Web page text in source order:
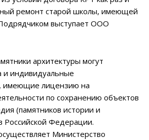
ремонт старой школы, имеющей
выступает ООО
архитектуры могут
и индивидуальные
имеющие лицензию на
по сохранению объектов
(памятников истории и
Российской Федерации.
Министерство